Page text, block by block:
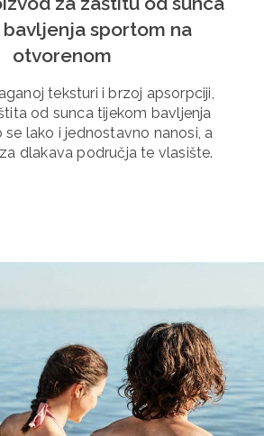
sportom na
otvorenom
teksturi i brzoj apsorpciji,
od sunca tijekom bavljenja
se lako i jednostavno nanosi, a
dlakava područja te vlasište.